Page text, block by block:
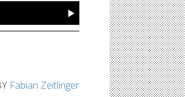
Fabian Zeitlinger